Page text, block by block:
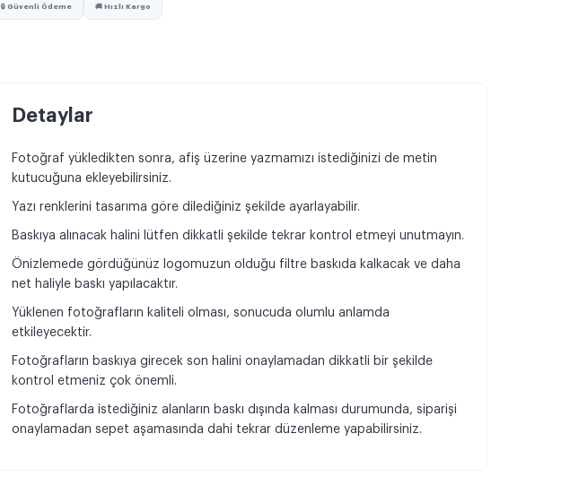
🔒 Güvenli Ödeme 🚚 Hızlı Kargo
Detaylar
Fotoğraf yükledikten sonra, afiş üzerine yazmamızı istediğinizi de metin
kutucuğuna ekleyebilirsiniz.
Yazı renklerini tasarıma göre dilediğiniz şekilde ayarlayabilir.
Baskıya alınacak halini lütfen dikkatli şekilde tekrar kontrol etmeyi unutmayın.
Önizlemede gördüğünüz logomuzun olduğu filtre baskıda kalkacak ve daha
net haliyle baskı yapılacaktır.
Yüklenen fotoğrafların kaliteli olması, sonucuda olumlu anlamda
etkileyecektir.
Fotoğrafların baskıya girecek son halini onaylamadan dikkatli bir şekilde
kontrol etmeniz çok önemli.
Fotoğraflarda istediğiniz alanların baskı dışında kalması durumunda, siparişi
onaylamadan sepet aşamasında dahi tekrar düzenleme yapabilirsiniz.